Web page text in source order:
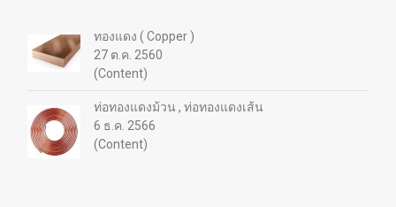
ทองแดง ( Copper )
27 ต.ค. 2560
(Content)
ท่อทองแดงม้วน , ท่อทองแดงเส้น
6 ธ.ค. 2566
(Content)